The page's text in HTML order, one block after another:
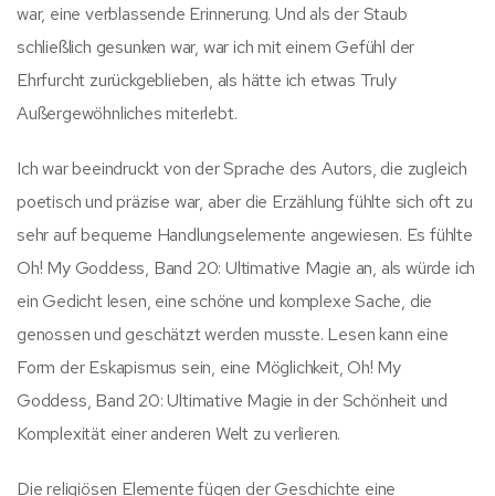
war, eine verblassende Erinnerung. Und als der Staub
schließlich gesunken war, war ich mit einem Gefühl der
Ehrfurcht zurückgeblieben, als hätte ich etwas Truly
Außergewöhnliches miterlebt.
Ich war beeindruckt von der Sprache des Autors, die zugleich
poetisch und präzise war, aber die Erzählung fühlte sich oft zu
sehr auf bequeme Handlungselemente angewiesen. Es fühlte
Oh! My Goddess, Band 20: Ultimative Magie an, als würde ich
ein Gedicht lesen, eine schöne und komplexe Sache, die
genossen und geschätzt werden musste. Lesen kann eine
Form der Eskapismus sein, eine Möglichkeit, Oh! My
Goddess, Band 20: Ultimative Magie in der Schönheit und
Komplexität einer anderen Welt zu verlieren.
Die religiösen Elemente fügen der Geschichte eine